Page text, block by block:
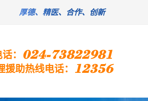
厚德、精医、合作、创新
： 024-73822981
助热线电话： 12356